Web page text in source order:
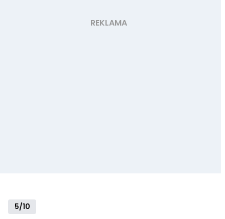
5/10